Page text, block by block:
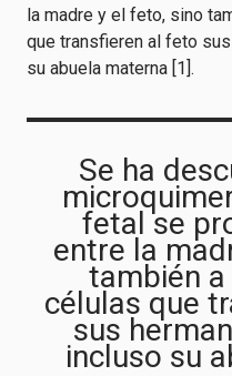
la madre y el feto, sino
que transfieren al feto
su abuela materna [1].
Se ha
fetal se
entre la
también
células que
sus
incluso su